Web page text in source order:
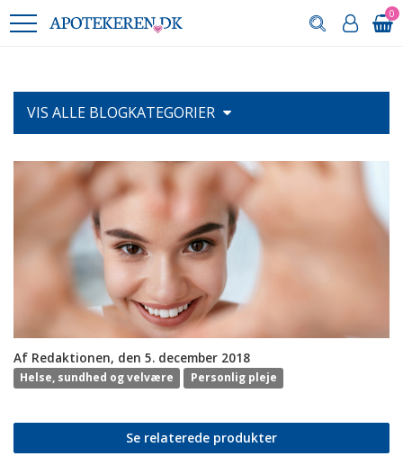
0
VIS ALLE BLOGKATEGORIER
Af Redaktionen, den 5. december 2018
Helse, sundhed og velvære Personlig pleje
Se relaterede produkter